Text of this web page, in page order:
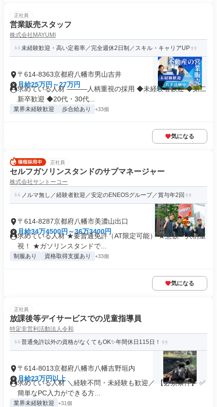
正社員
営業販売スタッフ
株式会社MAYUMI
未経験歓迎・高い定着率／完全週休2日制／スキル・キャリアUP
〒614-8363京都府八幡市男山吉井
月給25万円～27万円
求めている人材 ―――人柄重視の採用 ◆未経験者歓迎 ◆第二
新卒歓迎 ◆20代・30代...
業界未経験歓迎 歩合給あり +33個
気になる
正社員
セルフガソリンスタンドのサブマネージャー
株式会社サントーコー
ノルマ無し／経験者歓迎／安定のENEOSグループ／賞与年2回
〒614-8287京都府八幡市美濃山出口
月給34万4500円～36万3400円
求めている人材 ★要普通免許（AT限定可能） ★意欲・人柄重
視！ ★ガソリンスタンドで...
制服あり 資格取得支援あり +33個
気になる
正社員
放課後等デイサービスでの児童指導員
特定非営利活動法人令和
普通免許以外の資格がなくてもOK✨年間休日115日！
〒614-8013京都府八幡市八幡吉野垣内
月給23万円以上
求めている人材 ＼経験不問・未経験も歓迎／ 【必須条件】 ✅
簡単なPC入力ができる方...
業界未経験歓迎 +31個